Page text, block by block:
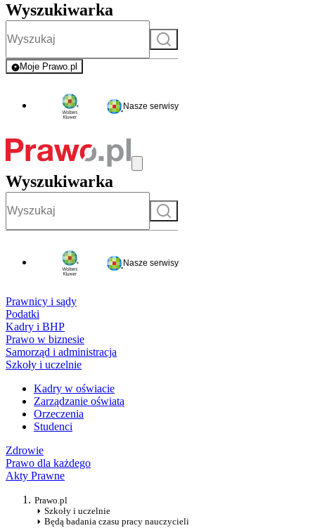
Wyszukiwarka
Szukaj
Moje Prawo.pl
- rejestracja i logowanie do serwisu
Nasze serwisy
Wyszukiwarka
Szukaj
Nasze serwisy
Prawnicy i sądy
Podatki
Kadry i BHP
Prawo w biznesie
Samorząd i administracja
Szkoły i uczelnie
Kadry w oświacie
Zarządzanie oświatą
Orzeczenia
Studenci
Zdrowie
Prawo dla każdego
Akty Prawne
Prawo.pl
Szkoły i uczelnie
Będą badania czasu pracy nauczycieli